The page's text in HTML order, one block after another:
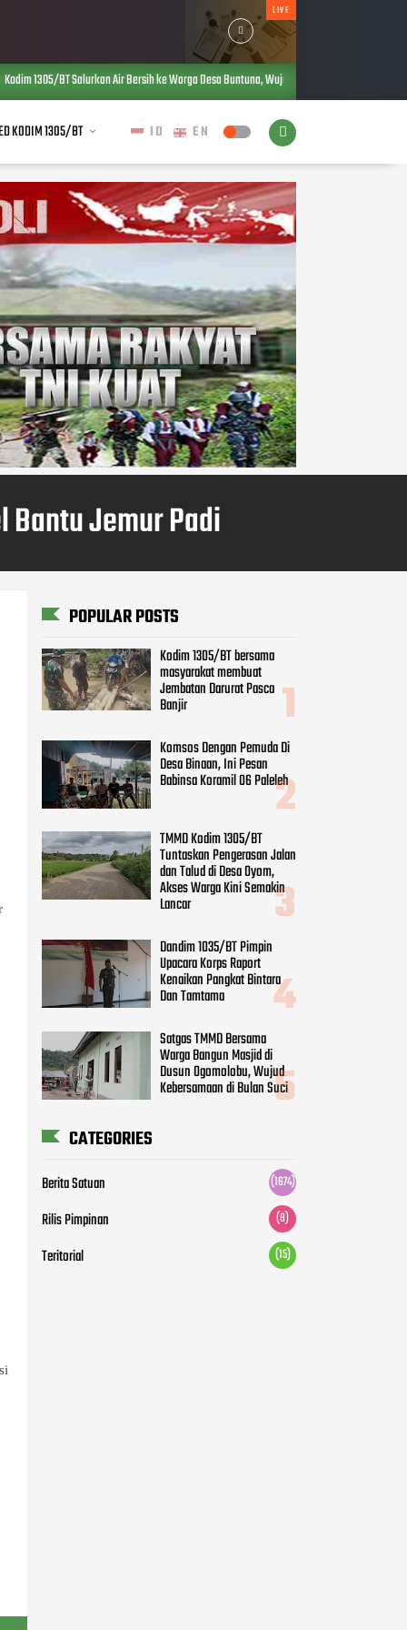
LIVE
Air Bersih ke Warga Desa Buntuna, Wujud Kepedulian TNI terhadap Kebutuhan Dasar
KODIM 1305/BT
Bantu Jemur Padi
POPULAR POSTS
Kodim 1305/BT bersama
masyarakat membuat
Jembatan Darurat Pasca
Banjir
Komsos Dengan Pemuda Di
Desa Binaan, Ini Pesan
Babinsa Koramil 06 Paleleh
TMMD Kodim 1305/BT
Tuntaskan Pengerasan Jalan
dan Talud di Desa Oyom,
Akses Warga Kini Semakin
Lancar
Dandim 1035/BT Pimpin
Upacara Korps Raport
Kenaikan Pangkat Bintara
Dan Tamtama
Satgas TMMD Bersama
Warga Bangun Masjid di
Dusun Ogomolobu, Wujud
Kebersamaan di Bulan Suci
CATEGORIES
Berita Satuan (1674)
Rilis Pimpinan (8)
Teritorial (15)